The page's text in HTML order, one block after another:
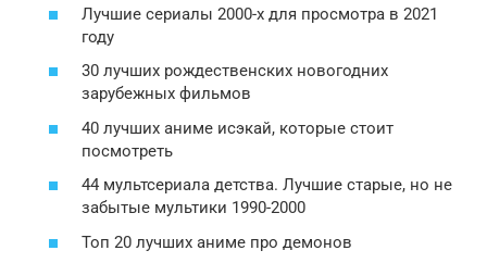
Лучшие сериалы 2000-х для просмотра в 2021
году
30 лучших рождественских новогодних
зарубежных фильмов
40 лучших аниме исэкай, которые стоит
посмотреть
44 мультсериала детства. Лучшие старые, но не
забытые мультики 1990-2000
Топ 20 лучших аниме про демонов